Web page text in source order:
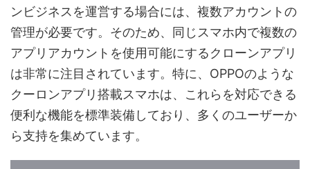
ンビジネスを運営する場合には、複数アカウントの
管理が必要です。そのため、同じスマホ内で複数の
アプリアカウントを使用可能にするクローンアプリ
は非常に注目されています。特に、OPPOのような
クーロンアプリ搭載スマホは、これらを対応できる
便利な機能を標準装備しており、多くのユーザーか
ら支持を集めています。